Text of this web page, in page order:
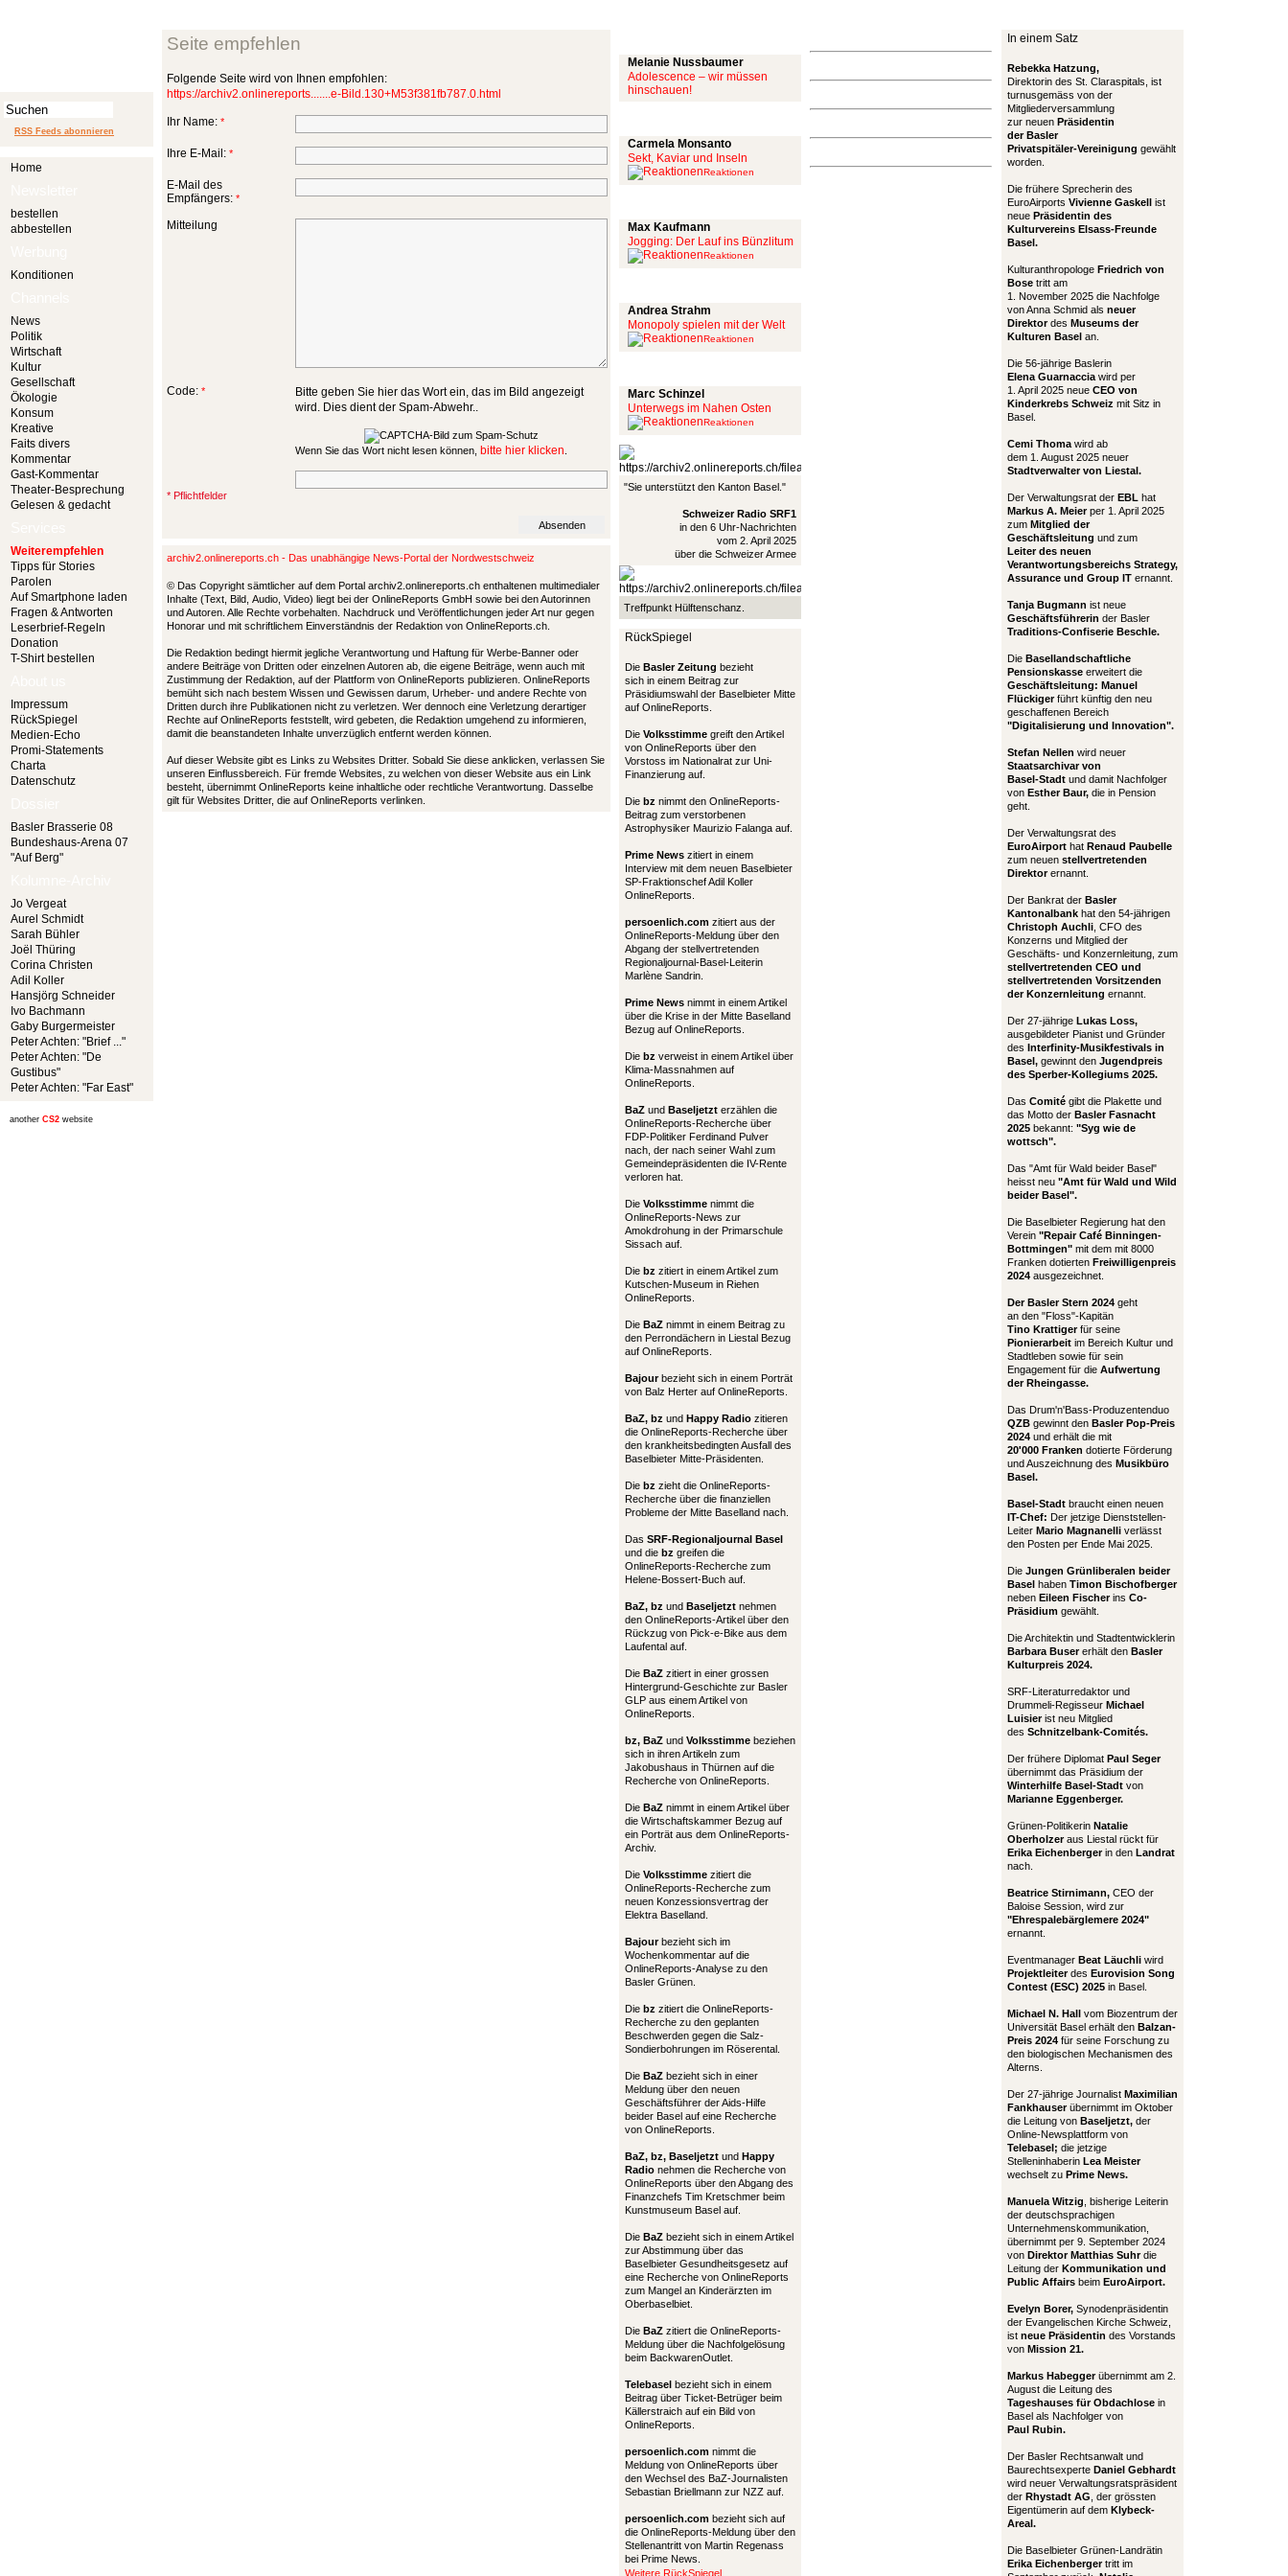
RSS Feeds abonnieren
Home
bestellen
abbestellen
Konditionen
News
Politik
Wirtschaft
Kultur
Gesellschaft
Ökologie
Konsum
Kreative
Faits divers
Kommentar
Gast-Kommentar
Theater-Besprechung
Gelesen & gedacht
Weiterempfehlen
Tipps für Stories
Parolen
Auf Smartphone laden
Fragen & Antworten
Leserbrief-Regeln
Donation
T-Shirt bestellen
Impressum
RückSpiegel
Medien-Echo
Promi-Statements
Charta
Datenschutz
Basler Brasserie 08
Bundeshaus-Arena 07
"Auf Berg"
Jo Vergeat
Aurel Schmidt
Sarah Bühler
Joël Thüring
Corina Christen
Adil Koller
Hansjörg Schneider
Ivo Bachmann
Gaby Burgermeister
Peter Achten: "Brief ..."
Peter Achten: "De
Gustibus"
Peter Achten: "Far East"
another CS2 website
Seite empfehlen
Folgende Seite wird von Ihnen empfohlen:
https://archiv2.onlinereports.......e-Bild.130+M53f381fb787.0.html
Ihr Name: *
Ihre E-Mail: *
E-Mail des
Empfängers: *
Mitteilung
Code: *
Bitte geben Sie hier das Wort ein, das im Bild angezeigt
wird. Dies dient der Spam-Abwehr..
Wenn Sie das Wort nicht lesen können, bitte hier klicken
* Pflichtfelder
archiv2.onlinereports.ch - Das unabhängige News-Portal der Nordwestschweiz
© Das Copyright sämtlicher auf dem Portal archiv2.onlinereports.ch enthaltenen multimedialer
Inhalte (Text, Bild, Audio, Video) liegt bei der OnlineReports GmbH sowie bei den Autorinnen
und Autoren. Alle Rechte vorbehalten. Nachdruck und Veröffentlichungen jeder Art nur gegen
Honorar und mit schriftlichem Einverständnis der Redaktion von OnlineReports.ch.
Die Redaktion bedingt hiermit jegliche Verantwortung und Haftung für Werbe-Banner oder
andere Beiträge von Dritten oder einzelnen Autoren ab, die eigene Beiträge, wenn auch mit
Zustimmung der Redaktion, auf der Plattform von OnlineReports publizieren. OnlineReports
bemüht sich nach bestem Wissen und Gewissen darum, Urheber- und andere Rechte von
Dritten durch ihre Publikationen nicht zu verletzen. Wer dennoch eine Verletzung derartiger
Rechte auf OnlineReports feststellt, wird gebeten, die Redaktion umgehend zu informieren,
damit die beanstandeten Inhalte unverzüglich entfernt werden können.
Auf dieser Website gibt es Links zu Websites Dritter. Sobald Sie diese anklicken, verlassen Sie
unseren Einflussbereich. Für fremde Websites, zu welchen von dieser Website aus ein Link
besteht, übernimmt OnlineReports keine inhaltliche oder rechtliche Verantwortung. Dasselbe
gilt für Websites Dritter, die auf OnlineReports verlinken.
Melanie Nussbaumer
Adolescence – wir müssen
hinschauen!
Carmela Monsanto
Sekt, Kaviar und Inseln
Reaktionen
Max Kaufmann
Jogging: Der Lauf ins Bünzlitum
Reaktionen
Andrea Strahm
Monopoly spielen mit der Welt
Reaktionen
Marc Schinzel
Unterwegs im Nahen Osten
Reaktionen
"Sie unterstützt den Kanton Basel."
Schweizer Radio SRF1
in den 6 Uhr-Nachrichten
vom 2. April 2025
über die Schweizer Armee
Treffpunkt Hülftenschanz.
RückSpiegel
Die Basler Zeitung bezieht
sich in einem Beitrag zur
Präsidiumswahl der Baselbieter Mitte
auf OnlineReports.
Die Volksstimme greift den Artikel
von OnlineReports über den
Vorstoss im Nationalrat zur Uni-
Finanzierung auf.
Die bz nimmt den OnlineReports-
Beitrag zum verstorbenen
Astrophysiker Maurizio Falanga auf.
Prime News zitiert in einem
Interview mit dem neuen Baselbieter
SP-Fraktionschef Adil Koller
OnlineReports.
persoenlich.com zitiert aus der
OnlineReports-Meldung über den
Abgang der stellvertretenden
Regionaljournal-Basel-Leiterin
Marlène Sandrin.
Prime News nimmt in einem Artikel
über die Krise in der Mitte Baselland
Bezug auf OnlineReports.
Die bz verweist in einem Artikel über
Klima-Massnahmen auf
OnlineReports.
BaZ und Baseljetzt erzählen die
OnlineReports-Recherche über
FDP-Politiker Ferdinand Pulver
nach, der nach seiner Wahl zum
Gemeindepräsidenten die IV-Rente
verloren hat.
Die Volksstimme nimmt die
OnlineReports-News zur
Amokdrohung in der Primarschule
Sissach auf.
Die bz zitiert in einem Artikel zum
Kutschen-Museum in Riehen
OnlineReports.
Die BaZ nimmt in einem Beitrag zu
den Perrondächern in Liestal Bezug
auf OnlineReports.
Bajourbezieht sich in einem Porträt
von Balz Herter auf OnlineReports.
BaZ, bz und Happy Radio zitieren
die OnlineReports-Recherche über
den krankheitsbedingten Ausfall des
Baselbieter Mitte-Präsidenten.
Die bz zieht die OnlineReports-
Recherche über die finanziellen
Probleme der Mitte Baselland nach.
Das SRF-Regionaljournal Basel
und die bz greifen die
OnlineReports-Recherche zum
Helene-Bossert-Buch auf.
BaZ, bz und Baseljetzt nehmen
den OnlineReports-Artikel über den
Rückzug von Pick-e-Bike aus dem
Laufental auf.
Die BaZ zitiert in einer grossen
Hintergrund-Geschichte zur Basler
GLP aus einem Artikel von
OnlineReports.
bz, BaZ und Volksstimme beziehen
sich in ihren Artikeln zum
Jakobushaus in Thürnen auf die
Recherche von OnlineReports.
Die BaZ nimmt in einem Artikel über
die Wirtschaftskammer Bezug auf
ein Porträt aus dem OnlineReports-
Archiv.
Die Volksstimme zitiert die
OnlineReports-Recherche zum
neuen Konzessionsvertrag der
Elektra Baselland.
Bajourbezieht sich im
Wochenkommentar auf die
OnlineReports-Analyse zu den
Basler Grünen.
Die bz zitiert die OnlineReports-
Recherche zu den geplanten
Beschwerden gegen die Salz-
Sondierbohrungen im Röserental.
Die BaZ bezieht sich in einer
Meldung über den neuen
Geschäftsführer der Aids-Hilfe
beider Basel auf eine Recherche
von OnlineReports.
BaZ, bz, Baseljetzt und Happy
Radio nehmen die Recherche von
OnlineReports über den Abgang des
Finanzchefs Tim Kretschmer beim
Kunstmuseum Basel auf.
Die BaZ bezieht sich in einem Artikel
zur Abstimmung über das
Baselbieter Gesundheitsgesetz auf
eine Recherche von OnlineReports
zum Mangel an Kinderärzten im
Oberbaselbiet.
Die BaZ zitiert die OnlineReports-
Meldung über die Nachfolgelösung
beim BackwarenOutlet.
Telebasel bezieht sich in einem
Beitrag über Ticket-Betrüger beim
Källerstraich auf ein Bild von
OnlineReports.
persoenlich.com nimmt die
Meldung von OnlineReports über
den Wechsel des BaZ-Journalisten
Sebastian Briellmann zur NZZ auf.
persoenlich.com bezieht sich auf
die OnlineReports-Meldung über den
Stellenantritt von Martin Regenass
bei Prime News.
Weitere RückSpiegel
In einem Satz
Rebekka Hatzung,
Direktorin des St. Claraspitals, ist
turnusgemäss von der
Mitgliederversammlung
zur neuen Präsidentin
der Basler
Privatspitäler-Vereinigung gewählt
worden.
Die frühere Sprecherin des
EuroAirports Vivienne Gaskell ist
neue Präsidentin des
Kulturvereins Elsass-Freunde
Basel.
Kulturanthropologe Friedrich von
Bose tritt am
1. November 2025 die Nachfolge
von Anna Schmid als neuer
Direktordes Museums der
Kulturen Basel an.
Die 56-jährige Baslerin
Elena Guarnaccia wird per
1. April 2025 neue CEO von
Kinderkrebs Schweiz mit Sitz in
Basel.
Cemi Thoma wird ab
dem 1. August 2025 neuer
Stadtverwalter von Liestal.
Der Verwaltungsrat der EBL hat
Markus A. Meierper 1. April 2025
zum Mitglied der
Geschäftsleitung und zum
Leiter des neuen
Verantwortungsbereichs Strategy,
Assurance und Group IT ernannt.
Tanja Bugmann ist neue
Geschäftsführerin der Basler
Traditions-Confiserie Beschle.
Die Basellandschaftliche
Pensionskasse erweitert die
Geschäftsleitung: Manuel
Flückigerführt künftig den neu
geschaffenen Bereich
"Digitalisierung und Innovation".
Stefan Nellen wird neuer
Staatsarchivar von
Basel-Stadt und damit Nachfolger
von Esther Baur, die in Pension
geht.
Der Verwaltungsrat des
EuroAirport hat Renaud Paubelle
zum neuen stellvertretenden
Direktorernannt.
Der Bankrat der Basler
Kantonalbank hat den 54-jährigen
Christoph Auchli , CFO des
Konzerns und Mitglied der
Geschäfts- und Konzernleitung, zum
stellvertretenden CEO und
stellvertretenden Vorsitzenden
der Konzernleitung ernannt.
Der 27-jährige Lukas Loss,
ausgebildeter Pianist und Gründer
des Interfinity-Musikfestivals in
Basel, gewinnt den Jugendpreis
des Sperber-Kollegiums 2025.
Das Comité gibt die Plakette und
das Motto der Basler Fasnacht
2025 bekannt: "Syg wie de
wottsch".
Das "Amt für Wald beider Basel"
heisst neu "Amt für Wald und Wild
beider Basel".
Die Baselbieter Regierung hat den
Verein "Repair Café Binningen-
Bottmingen" mit dem mit 8000
Franken dotierten Freiwilligenpreis
2024 ausgezeichnet.
Der Basler Stern 2024 geht
an den "Floss"-Kapitän
Tino Krattigerfür seine
Pionierarbeit im Bereich Kultur und
Stadtleben sowie für sein
Engagement für die Aufwertung
der Rheingasse.
Das Drum'n'Bass-Produzentenduo
QZB gewinnt den Basler Pop-Preis
2024 und erhält die mit
20'000 Franken dotierte Förderung
und Auszeichnung des Musikbüro
Basel.
Basel-Stadt braucht einen neuen
IT-Chef: Der jetzige Dienststellen-
Leiter Mario Magnanelli verlässt
den Posten per Ende Mai 2025.
Die Jungen Grünliberalen beider
Basel haben Timon Bischofberger
neben Eileen Fischerins Co-
Präsidium gewählt.
Die Architektin und Stadtentwicklerin
Barbara Busererhält den Basler
Kulturpreis 2024.
SRF-Literaturredaktor und
Drummeli-Regisseur Michael
Luisierist neu Mitglied
des Schnitzelbank-Comités.
Der frühere Diplomat Paul Seger
übernimmt das Präsidium der
Winterhilfe Basel-Stadt von
Marianne Eggenberger.
Grünen-Politikerin Natalie
Oberholzeraus Liestal rückt für
Erika Eichenbergerin den Landrat
nach.
Beatrice Stirnimann, CEO der
Baloise Session, wird zur
"Ehrespalebärglemere 2024"
ernannt.
Eventmanager Beat Läuchli wird
Projektleiterdes Eurovision Song
Contest (ESC) 2025 in Basel.
Michael N. Hall vom Biozentrum der
Universität Basel erhält den Balzan-
Preis 2024 für seine Forschung zu
den biologischen Mechanismen des
Alterns.
Der 27-jährige Journalist Maximilian
Fankhauserübernimmt im Oktober
die Leitung von Baseljetzt, der
Online-Newsplattform von
Telebasel; die jetzige
Stelleninhaberin Lea Meister
wechselt zu Prime News.
Manuela Witzig , bisherige Leiterin
der deutschsprachigen
Unternehmenskommunikation,
übernimmt per 9. September 2024
von Direktor Matthias Suhrdie
Leitung der Kommunikation und
Public Affairs beim EuroAirport.
Evelyn Borer, Synodenpräsidentin
der Evangelischen Kirche Schweiz,
ist neue Präsidentin des Vorstands
von Mission 21.
Markus Habeggerübernimmt am 2.
August die Leitung des
Tageshauses für Obdachlose in
Basel als Nachfolger von
Paul Rubin.
Der Basler Rechtsanwalt und
Baurechtsexperte Daniel Gebhardt
wird neuer Verwaltungsratspräsident
der Rhystadt AG , der grössten
Eigentümerin auf dem Klybeck-
Areal.
Die Baselbieter Grünen-Landrätin
Erika Eichenbergertritt im